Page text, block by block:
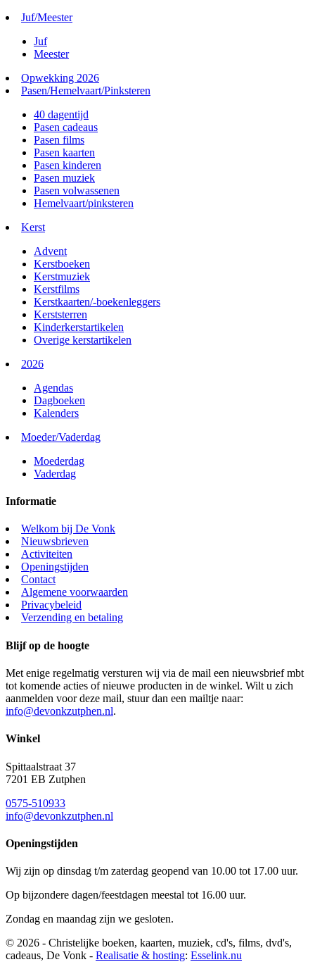
Juf/Meester
Juf
Meester
Opwekking 2026
Pasen/Hemelvaart/Pinksteren
40 dagentijd
Pasen cadeaus
Pasen films
Pasen kaarten
Pasen kinderen
Pasen muziek
Pasen volwassenen
Hemelvaart/pinksteren
Kerst
Advent
Kerstboeken
Kerstmuziek
Kerstfilms
Kerstkaarten/-boekenleggers
Kerststerren
Kinderkerstartikelen
Overige kerstartikelen
2026
Agendas
Dagboeken
Kalenders
Moeder/Vaderdag
Moederdag
Vaderdag
Informatie
Welkom bij De Vonk
Nieuwsbrieven
Activiteiten
Openingstijden
Contact
Algemene voorwaarden
Privacybeleid
Verzending en betaling
Blijf op de hoogte
Met enige regelmatig versturen wij via de mail een nieuwsbrief mbt
tot komende acties of nieuwe producten in de winkel. Wilt u zich
aanmelden voor deze mail, stuur dan een mailtje naar:
info@devonkzutphen.nl.
Winkel
Spittaalstraat 37
7201 EB Zutphen
0575-510933
info@devonkzutphen.nl
Openingstijden
Wij zijn op dinsdag t/m zaterdag geopend van 10.00 tot 17.00 uur.
Op bijzondere dagen/feestdagen meestal tot 16.00 uur.
Zondag en maandag zijn we gesloten.
© 2026 - Christelijke boeken, kaarten, muziek, cd's, films, dvd's,
cadeaus, De Vonk - Realisatie & hosting: Esselink.nu